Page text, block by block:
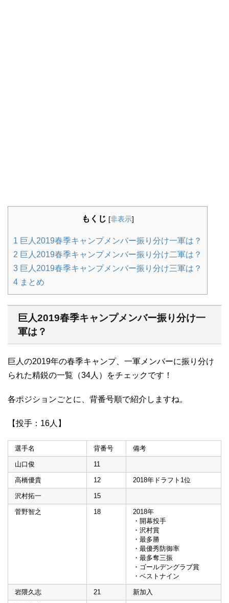
もくじ [非表示]
1 巨人2019春季キャンプメンバー振り分け一軍は？
2 巨人2019春季キャンプメンバー振り分け二軍は？
3 巨人2019春季キャンプメンバー振り分け三軍は？
4 まとめ
巨人2019春季キャンプメンバー振り分け一
軍は？
巨人の2019年の春季キャンプ、一軍メンバーに振り分け
られた精鋭の一覧（34人）をチェックです！
各ポジションごとに、背番号順で紹介しますね。
【投手：16人】
選手名 背番号 備考
山口俊 11
高橋優貴 12 2018年ドラフト1位
沢村拓一 15
菅野智之 18
2018年
・開幕投手
・沢村賞
・最多勝
・最優秀防御率
・最多奪三振
・ゴールデングラブ賞
・ベストナイン
岩隈久志 21 新加入